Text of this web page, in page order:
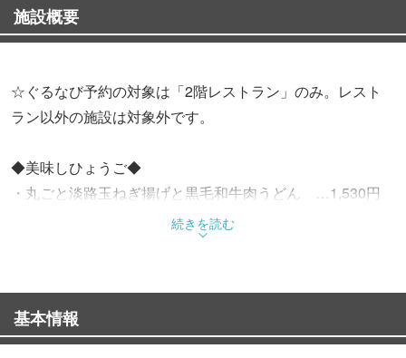
施設概要
☆ぐるなび予約の対象は「2階レストラン」のみ。レスト
ラン以外の施設は対象外です。
◆美味しひょうご◆
・丸ごと淡路玉ねぎ揚げと黒毛和牛肉うどん …1,530円
・トマトと黒毛和牛の石焼き丼 …1,680円
・黒毛和牛ビーフシチューご膳 …2,100円
（税込） ほか
続きを読む
基本情報